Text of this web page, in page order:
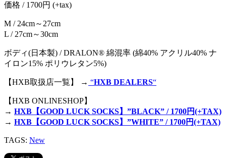
価格 / 1700円 (+tax)
M / 24cm～27cm
L / 27cm～30cm
ボディ(日本製) / DRALON® 綿混率 (綿40% アクリル40% ナ
イロン15% ポリウレタン5%)
【HXB取扱店一覧】 → “HXB DEALERS“
【HXB ONLINESHOP】
→ HXB【GOOD LUCK SOCKS】”BLACK” / 1700円(+TAX)
→ HXB【GOOD LUCK SOCKS】”WHITE” / 1700円(+TAX)
TAGS: New